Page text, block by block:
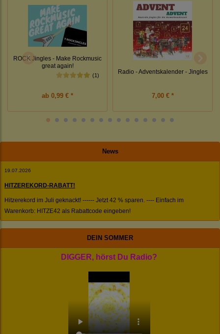
News
19.07.2026
HITZEREKORD-RABATT!
Hitzerekord im Juli geknackt! ------ Jetzt 42 % sparen. ---- Einfach im
Warenkorb: HITZE42 als Rabattcode eingeben!
DEIN SOMMER
DIGGER, hörst Du Radio?
ROCK Jingles - Make Rockmusic
great again!
(1)
ab 0,99 € *
Radio - Adventskalender - Jingles
7,00 € *